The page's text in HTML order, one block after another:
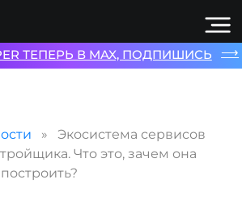
Экосистема сервисов
Что это, зачем она